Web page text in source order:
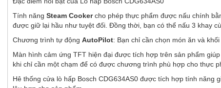
Tính năng Steam Cookercho phép thực phẩm được nấu chính
được giữ lại hầu như tuyệt đối. Đồng thời, bạn có thể nấu 3 khay
Chương trình tự động AutoPilot: Bạn chỉ cần chọn món ăn và
Màn hình cảm ứng TFT hiện đại được tích hợp trên sản phẩm
khi chỉ cần một chạm để có được chương trình phù hợp cho thực
Hê thống cửa lò hấp Bosch CDG634AS0 được tích hợp tính năng